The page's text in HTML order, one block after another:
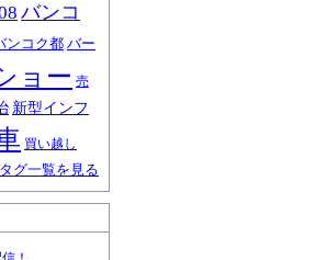
バンコ
ンコク都 バー
ョー 売
新型インフ
買い越し
タグ一覧を見る